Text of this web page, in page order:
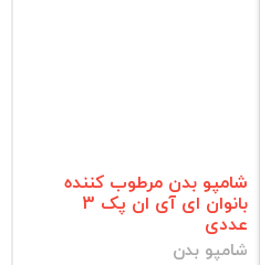
شامپو بدن مرطوب کننده
بانوان ای آی ان پک 3
عددی
شامپو بدن